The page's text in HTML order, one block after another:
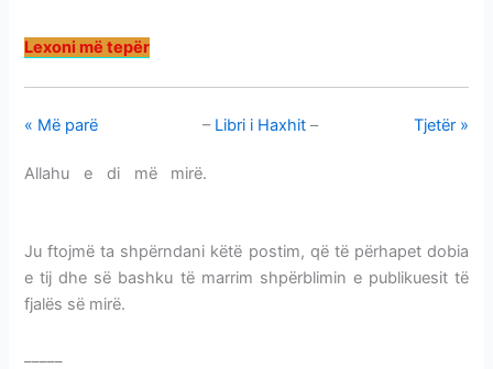
Lexoni më tepër
Tjetër »
– Libri i Haxhit –
« Më parë
Allahu e di më mirë.
Ju ftojmë ta shpërndani këtë postim, që të përhapet dobia
e tij dhe së bashku të marrim shpërblimin e publikuesit të
fjalës së mirë.